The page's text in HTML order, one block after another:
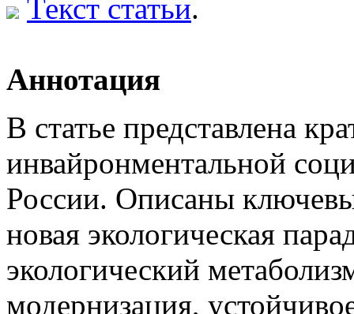
Текст статьи.
Аннотация
В статье представлена
инвайронментальной
России. Описаны
новая экологическая
экологический
модернизация,